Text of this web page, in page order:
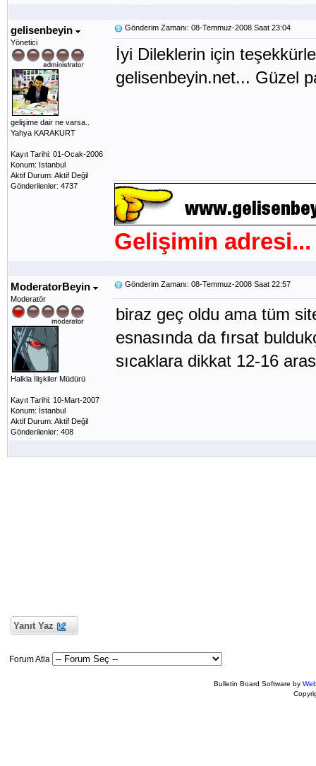
gelisenbeyin
Yönetici
gelişime dair ne varsa..
Yahya KARAKURT
Kayıt Tarihi: 01-Ocak-2006
Konum: Istanbul
Aktif Durum: Aktif Değil
Gönderilenler: 4737
Gönderim Zamanı: 08-Temmuz-2008 Saat 23:04
İyi Dileklerin için
gelisenbeyin.net... Güzel
Gelişimin adresi...
ModeratorBeyin
Moderatör
Halkla İlişkiler Müdürü
Kayıt Tarihi: 10-Mart-2007
Konum: İstanbul
Aktif Durum: Aktif Değil
Gönderilenler: 408
Gönderim Zamanı: 08-Temmuz-2008 Saat 22:57
biraz geç oldu ama tüm
esnasında da fırsat
sıcaklara dikkat 12-16
Yanıt Yaz
Forum Atla
Bulletin Board Software by